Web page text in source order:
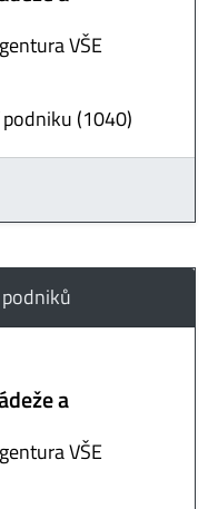
VŠE
(1040)
a
VŠE